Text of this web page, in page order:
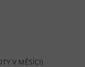
V MĚSÍCI)